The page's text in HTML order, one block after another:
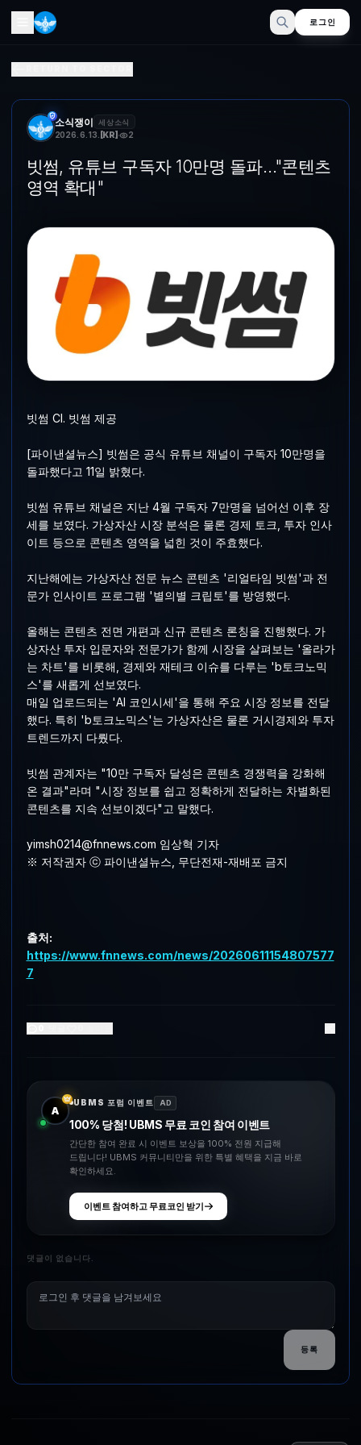
로그인
소식쟁이 세상소식
2026. 6. 13. [KR] 2
빗썸, 유튜브 구독자 10만명 돌파…"콘텐츠
영역 확대"
빗썸 CI. 빗썸 제공
[파이낸셜뉴스] 빗썸은 공식 유튜브 채널이 구독자 10만명을
돌파했다고 11일 밝혔다.
빗썸 유튜브 채널은 지난 4월 구독자 7만명을 넘어선 이후 장
세를 보였다. 가상자산 시장 분석은 물론 경제 토크, 투자 인사
이트 등으로 콘텐츠 영역을 넓힌 것이 주효했다.
지난해에는 가상자산 전문 뉴스 콘텐츠 '리얼타임 빗썸'과 전
문가 인사이트 프로그램 '별의별 크립토'를 방영했다.
올해는 콘텐츠 전면 개편과 신규 콘텐츠 론칭을 진행했다. 가
상자산 투자 입문자와 전문가가 함께 시장을 살펴보는 '올라가
는 차트'를 비롯해, 경제와 재테크 이슈를 다루는 'b토크노믹
스'를 새롭게 선보였다.
매일 업로드되는 'AI 코인시세'을 통해 주요 시장 정보를 전달
했다. 특히 'b토크노믹스'는 가상자산은 물론 거시경제와 투자
트렌드까지 다뤘다.
빗썸 관계자는 "10만 구독자 달성은 콘텐츠 경쟁력을 강화해
온 결과"라며 "시장 정보를 쉽고 정확하게 전달하는 차별화된
콘텐츠를 지속 선보이겠다"고 말했다.
yimsh0214@fnnews.com 임상혁 기자
※ 저작권자 ⓒ 파이낸셜뉴스, 무단전재-재배포 금지
출처:
https://www.fnnews.com/news/20260611154807577
7
A
UBMS 포럼 이벤트 AD
100% 당첨! UBMS 무료 코인 참여 이벤트
간단한 참여 완료 시 이벤트 보상을 100% 전원 지급해
드립니다! UBMS 커뮤니티만을 위한 특별 혜택을 지금 바로
확인하세요.
이벤트 참여하고 무료코인 받기
댓글이 없습니다.
등록